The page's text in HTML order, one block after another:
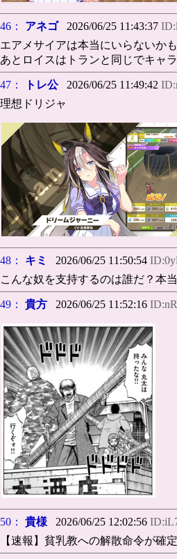
46： アネゴ2026/06/25 11:43:37
エアメサイアは本当にいらないか
あとロイスはトランと同じでキャ
47： トレ公2026/06/25 11:49:42
理想ドリジャ
48： キミ 2026/06/25 11:50:54
こんな奴を支持するのは誰だ？本
49： 貴方 2026/06/25 11:52:16
50： 貴様 2026/06/25 12:02:56
【速報】貧乳教への解散命令が確